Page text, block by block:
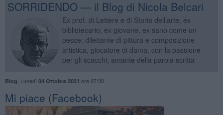
SORRIDENDO — il Blog di Nicola Belcari
Ex prof. di Lettere e di Storia dell’arte, ex
bibliotecario; ex giovane, ex sano come un
pesce; dilettante di pittura e composizione
artistica, giocatore di dama, con la passione
per gli scacchi; amante della parola scritta
Blog Lunedì 04 Ottobre 2021 ore 07:30
Mi piace (Facebook)